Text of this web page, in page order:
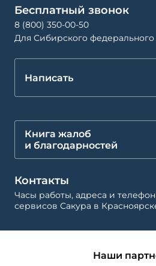
Бесплатный звонок
8 (800) 350-00-50
Для Сибирского федерального
Написать
Книга жалоб
и благодарностей
Контакты
Часы работы, адреса и
сервисов Сакура в
Наши